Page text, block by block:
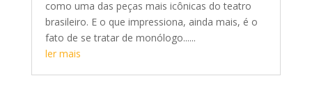
como uma das peças mais icônicas do teatro
brasileiro. E o que impressiona, ainda mais, é o
fato de se tratar de monólogo......
ler mais